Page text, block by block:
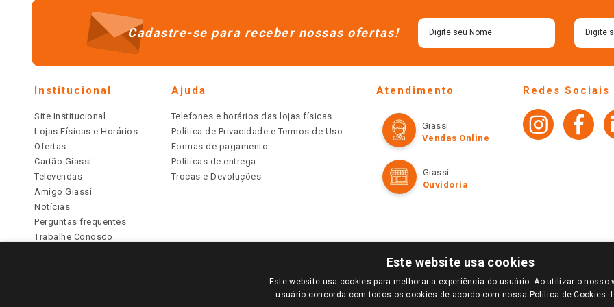
Cadastre-se para receber nossas ofertas!
Institucional
Site Institucional
Lojas Físicas e Horários
Ofertas
Cartão Giassi
Televendas
Amigo Giassi
Notícias
Perguntas frequentes
Trabalhe Conosco
Ajuda
Telefones e horários das lojas físicas
Política de Privacidade e Termos de Uso
Formas de pagamento
Políticas de entrega
Trocas e Devoluções
Atendimento
Giassi
Vendas Online
Giassi
Ouvidoria
Redes Sociais
PARA VER OS PREÇOS DA SUA REGIÃO, FAÇA LOGIN E SELECIONE A LOJA DE SUA PREFERÊNCIA. SOMENTE APÓS O LOGIN, OS PREÇOS
TODOS OS PREÇOS E CONDIÇÕES COMERCIAIS DESTE SITE SÃO VÁLIDOS APENAS PARA COMPRAS REALIZADAS NO GIASSI.COM.BR E NA LOJA
Este website usa cookies
Este website usa cookies para melhorar a experiência do usuário. Ao utilizar o nosso
usuário concorda com todos os cookies de acordo com nossa Política de Cookies.